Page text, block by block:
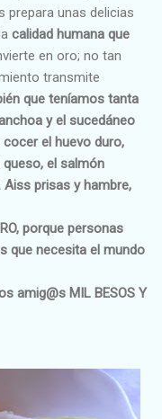
prepara unas delicias
calidad humana que
en oro; no tan
transmite
que teníamos tanta
y el sucedáneo
el huevo duro,
el salmón
prisas y hambre,
porque personas
que necesita el mundo
amig@s MIL BESOS Y